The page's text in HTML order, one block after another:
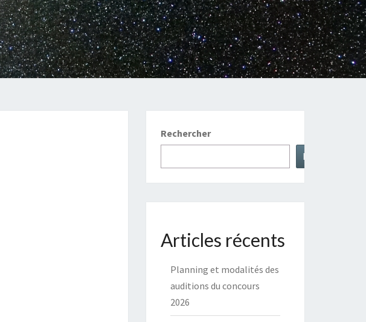
Rechercher
Rechercher
Articles récents
Planning et modalités des
auditions du concours
2026